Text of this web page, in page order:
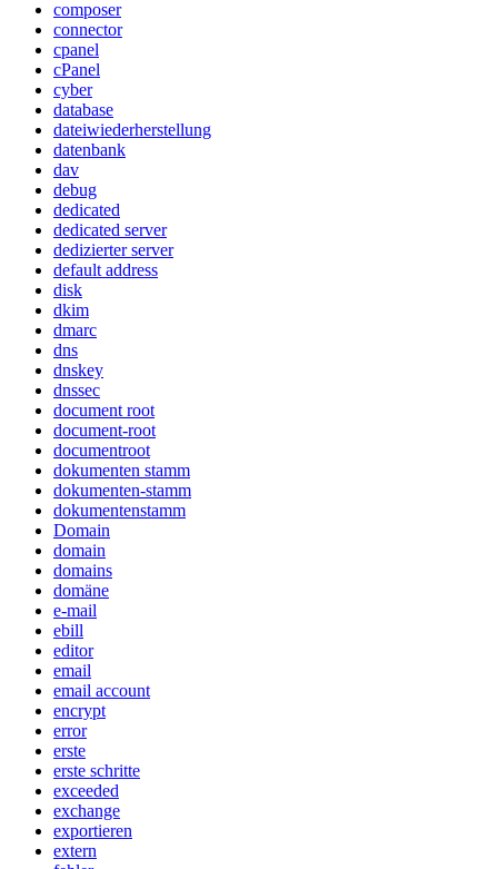
composer
connector
cpanel
cPanel
cyber
database
dateiwiederherstellung
datenbank
dav
debug
dedicated
dedicated server
dedizierter server
default address
disk
dkim
dmarc
dns
dnskey
dnssec
document root
document-root
documentroot
dokumenten stamm
dokumenten-stamm
dokumentenstamm
Domain
domain
domains
domäne
e-mail
ebill
editor
email
email account
encrypt
error
erste
erste schritte
exceeded
exchange
exportieren
extern